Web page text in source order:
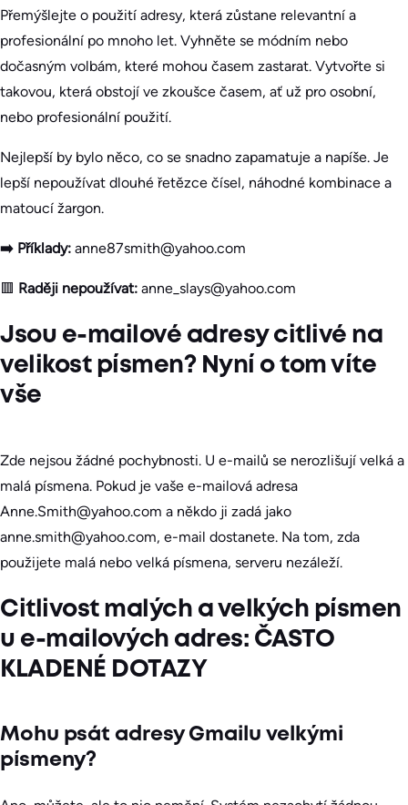
Přemýšlejte o použití adresy, která zůstane relevantní a
profesionální po mnoho let. Vyhněte se módním nebo
dočasným volbám, které mohou časem zastarat. Vytvořte si
takovou, která obstojí ve zkoušce časem, ať už pro osobní,
nebo profesionální použití.
Nejlepší by bylo něco, co se snadno zapamatuje a napíše. Je
lepší nepoužívat dlouhé řetězce čísel, náhodné kombinace a
matoucí žargon.
➡️ Příklady: anne87smith@yahoo.com
🟥 Raději nepoužívat: anne_slays@yahoo.com
Jsou e-mailové adresy citlivé na
velikost písmen? Nyní o tom víte
vše
Zde nejsou žádné pochybnosti. U e-mailů se nerozlišují velká a
malá písmena. Pokud je vaše e-mailová adresa
Anne.Smith@yahoo.com a někdo ji zadá jako
anne.smith@yahoo.com, e-mail dostanete. Na tom, zda
použijete malá nebo velká písmena, serveru nezáleží.
Citlivost malých a velkých písmen
u e-mailových adres: ČASTO
KLADENÉ DOTAZY
Mohu psát adresy Gmailu velkými
písmeny?